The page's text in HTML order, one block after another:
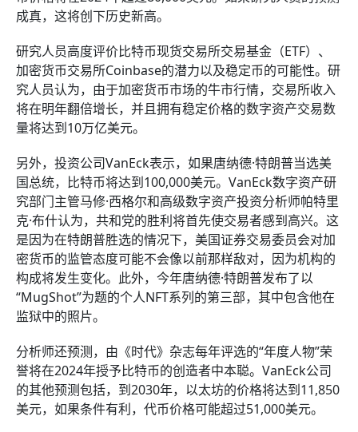
成真，这将创下历史新高。
研究人员高度评价比特币现货交易所交易基金（ETF）、
加密货币交易所Coinbase的潜力以及稳定币的可能性。研
究人员认为，由于加密货币市场的牛市行情，交易所收入
将在明年翻倍增长，并且拥有稳定价格的数字资产交易数
量将达到10万亿美元。
另外，投资公司VanEck表示，如果唐纳德·特朗普当选美
国总统，比特币将达到100,000美元。VanEck数字资产研
究部门主管马修·西格尔和高级数字资产投资分析师帕特里
克·布什认为，共和党的胜利将首先使交易者感到高兴。这
是因为在特朗普胜选的情况下，美国证券交易委员会对加
密货币的监管态度可能不会像以前那样敌对，因为机构的
构成将发生变化。此外，今年唐纳德·特朗普发布了以
“MugShot”为题的个人NFT系列的第三部，其中包含他在
监狱中的照片。
分析师还预测，由《时代》杂志每年评选的“年度人物”荣
誉将在2024年授予比特币的创造者中本聪。VanEck公司
的其他预测包括，到2030年，以太坊的价格将达到11,850
美元，如果条件有利，代币价格可能超过51,000美元。